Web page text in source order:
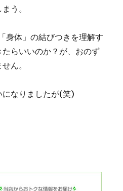
う。
身体」の結びつきを理解す
らいいのか？が、おのず
ん。
になりましたが(笑)